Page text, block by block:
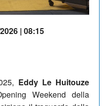
| 08:15
Eddy Le Huitouze
Weekend della